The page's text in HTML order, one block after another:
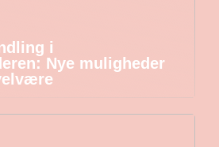
i
Nye muligheder